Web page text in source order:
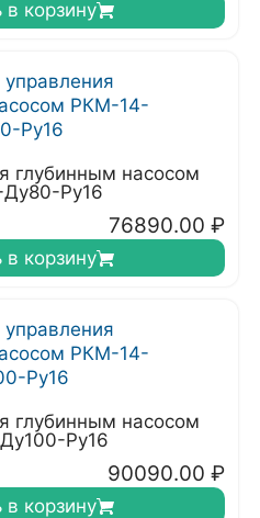
корзину
глубинным насосом
Ру16
76890.00 ₽
корзину
глубинным насосом
Ру16
90090.00 ₽
корзину